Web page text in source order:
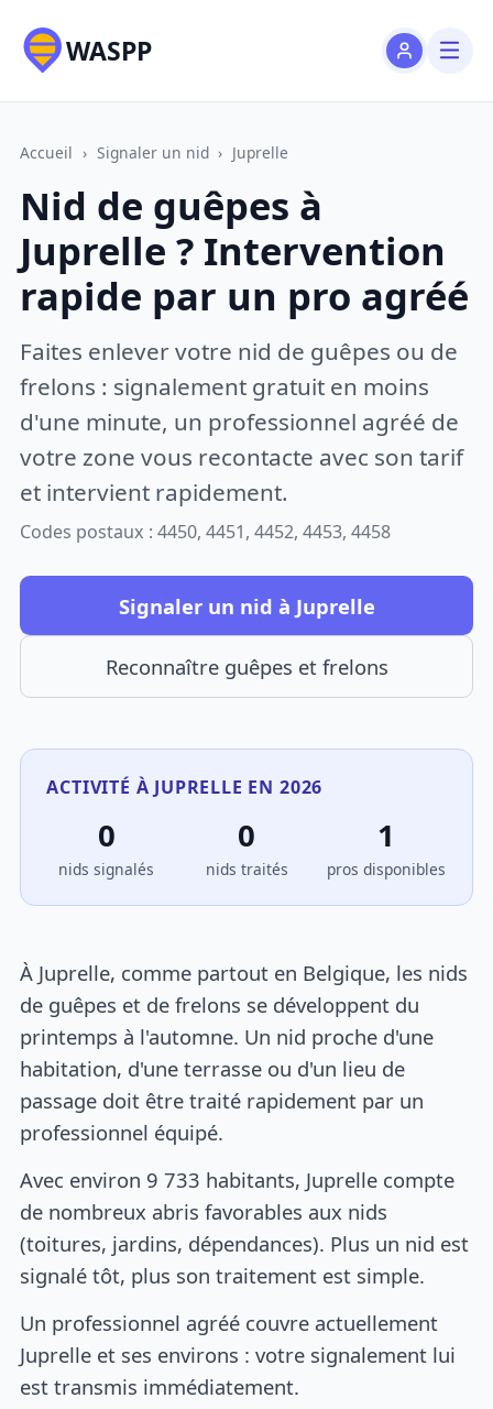
WASPP
Accueil › Signaler un nid › Juprelle
Nid de guêpes à
Juprelle ? Intervention
rapide par un pro agréé
Faites enlever votre nid de guêpes ou de
frelons : signalement gratuit en moins
d'une minute, un professionnel agréé de
votre zone vous recontacte avec son tarif
et intervient rapidement.
Codes postaux : 4450, 4451, 4452, 4453, 4458
Signaler un nid à Juprelle
Reconnaître guêpes et frelons
ACTIVITÉ À JUPRELLE EN 2026
0
nids signalés
0
nids traités
1
pros disponibles
À Juprelle, comme partout en Belgique, les nids
de guêpes et de frelons se développent du
printemps à l'automne. Un nid proche d'une
habitation, d'une terrasse ou d'un lieu de
passage doit être traité rapidement par un
professionnel équipé.
Avec environ 9 733 habitants, Juprelle compte
de nombreux abris favorables aux nids
(toitures, jardins, dépendances). Plus un nid est
signalé tôt, plus son traitement est simple.
Un professionnel agréé couvre actuellement
Juprelle et ses environs : votre signalement lui
est transmis immédiatement.